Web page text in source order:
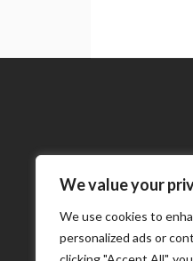
We value your
We use cookies to
personalized ads or